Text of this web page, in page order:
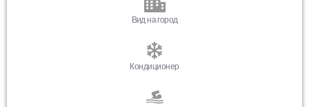
Вид на город
Кондиционер